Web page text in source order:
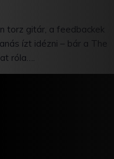
torz gitár, a feedbackek
ízt idézni – bár a The
róla….